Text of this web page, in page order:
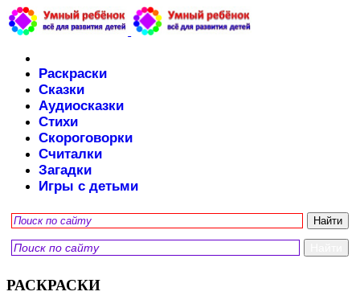
Раскраски
Сказки
Аудиосказки
Стихи
Скороговорки
Считалки
Загадки
Игры с детьми
РАСКРАСКИ